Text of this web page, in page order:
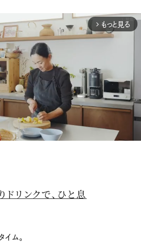
arrow_forward_ios もっと見る
ドリンクで、ひと息
ム。